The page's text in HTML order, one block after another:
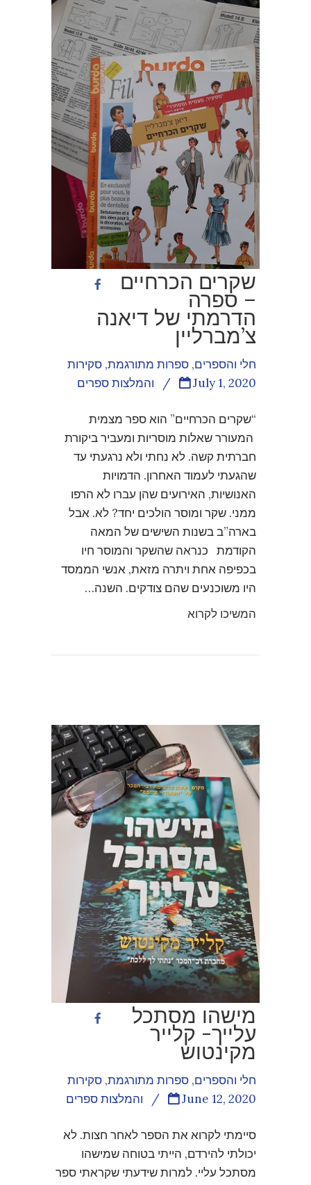
שקרים הכרחיים
– ספרה
הדרמתי של דיאנה
צ’מברליין
חלי והספרים, ספרות מתורגמת, סקירות
והמלצות ספרים
/ July 1, 2020
“שקרים הכרחיים” הוא ספר מצמית
המעורר שאלות מוסריות ומעביר ביקורת
חברתית קשה. לא נחתי ולא נרגעתי עד
שהגעתי לעמוד האחרון. הדמויות
האנושיות, האירועים שהן עברו לא הרפו
ממני. שקר ומוסר הולכים יחד? לא. אבל
בארה”ב בשנות השישים של המאה
הקודמת כנראה שהשקר והמוסר חיו
בכפיפה אחת ויתרה מזאת, אנשי הממסד
היו משוכנעים שהם צודקים. השנה…
המשיכו לקרוא
מישהו מסתכל
עלייך- קלייר
מקינטוש
חלי והספרים, ספרות מתורגמת, סקירות
והמלצות ספרים
/ June 12, 2020
סיימתי לקרוא את הספר לאחר חצות. לא
יכולתי להירדם, הייתי בטוחה שמישהו
מסתכל עליי. למרות שידעתי שקראתי ספר